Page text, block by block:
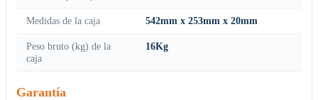
Medidas de la caja 542mm x 253mm x 20mm
Peso bruto (kg) de la
caja
16Kg
Garantía